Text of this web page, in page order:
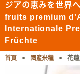
ジアの恵みを世界
fruits premium
Internationale
Früchte
首頁 > 國產米糧 > 花